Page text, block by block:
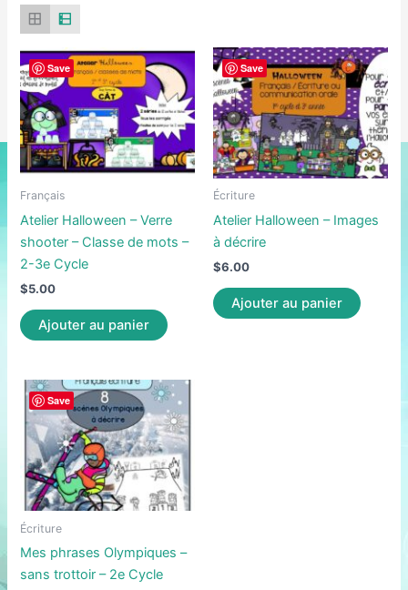
Save
Français
Atelier Halloween – Verre
shooter – Classe de mots –
2-3e Cycle
$5.00
Ajouter au panier
Save
Écriture
Atelier Halloween – Images
à décrire
$6.00
Ajouter au panier
Save
Écriture
Mes phrases Olympiques –
sans trottoir – 2e Cycle